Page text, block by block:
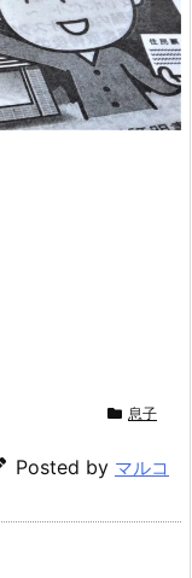
息子
Posted by マルコ